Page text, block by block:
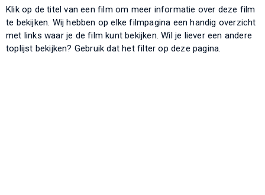
Klik op de titel van een film om meer informatie over deze film
te bekijken. Wij hebben op elke filmpagina een handig overzicht
met links waar je de film kunt bekijken. Wil je liever een andere
toplijst bekijken? Gebruik dat het filter op deze pagina.